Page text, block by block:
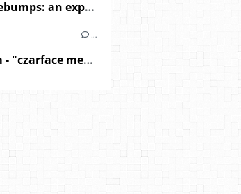
Dr Octagon : "moosebumps: an exploration into modern day horripilation" (2018)
…
Czarface & MF Doom - "czarface meets metalface" (2018)